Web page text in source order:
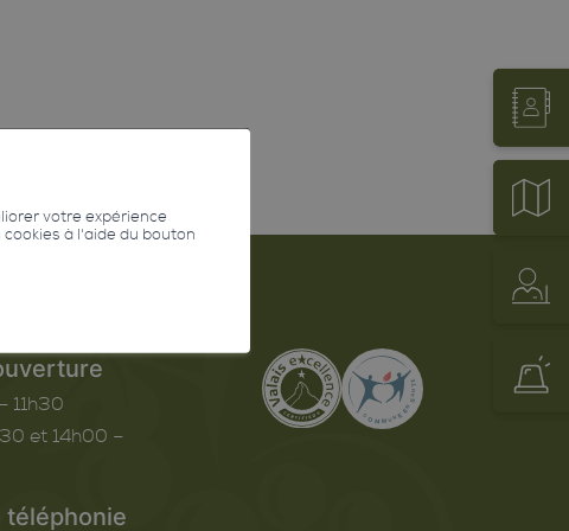
11h30
et 14h00 –
téléphonie
votre expérience
à l'aide du bouton